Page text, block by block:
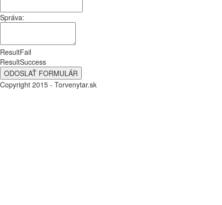
Správa:
ResultFail
ResultSuccess
Copyright 2015 - Torvenytar.sk